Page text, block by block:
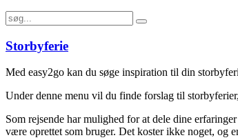
Storbyferie
Med easy2go kan du søge inspiration til din
Under denne menu vil du finde forslag til
Som rejsende har mulighed for at dele dine
være oprettet som bruger. Det koster ikke noget, og